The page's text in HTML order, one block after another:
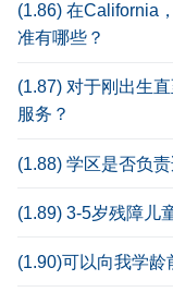
(1.86) 在California
准有哪些？
(1.87) 对于刚出生
服务？
(1.88) 学区是否负
(1.89) 3-5岁残障儿
(1.90)可以向我学龄